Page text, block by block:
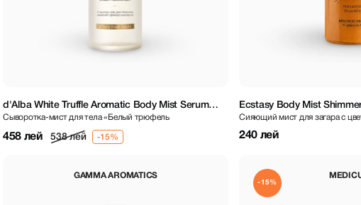
d'Alba White Truffle Aromatic Body Mist Serum
180ml
Сыворотка-мист для тела «Белый трюфель
458 лей 538 лей
Ecstasy Body Mist
ml
Сияющий мист для загара с
240 лей
GAMMA AROMATICS
-15%